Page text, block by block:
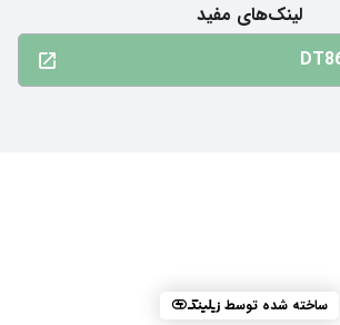
لینک‌های مفید
ساخته شده توسط